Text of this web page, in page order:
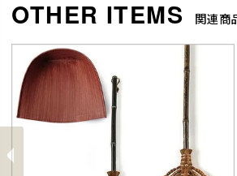
関連商
前
へ